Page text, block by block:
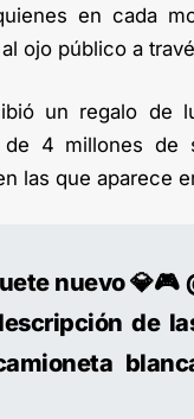
en cada
ojo público a
un regalo de
4 millones de
las que aparece
nuevo 💎🎮
de